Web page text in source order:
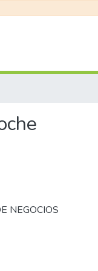
NEGOCIOS